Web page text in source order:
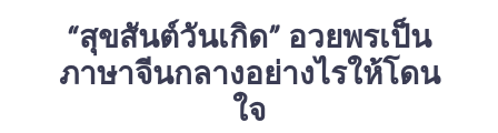
“สุขสันต์วันเกิด” อวยพรเป็น
ภาษาจีนกลางอย่างไรให้โดน
ใจ